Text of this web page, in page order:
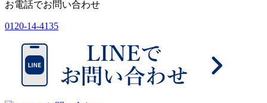
お電話でお問い合わせ
0120-14-4135